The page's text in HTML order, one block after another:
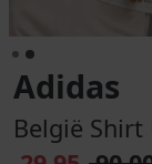
Adidas
België Shirt